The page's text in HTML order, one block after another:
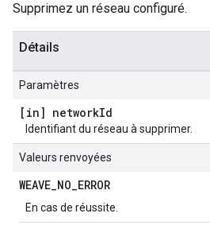
Supprimez un réseau configuré.
Détails
Paramètres
[in] networkId
Identifiant du réseau à supprimer.
Valeurs renvoyées
WEAVE_NO_ERROR
En cas de réussite.